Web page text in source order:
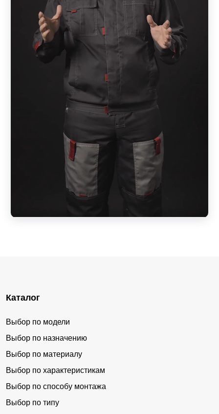
Каталог
Выбор по модели
Выбор по назначению
Выбор по материалу
Выбор по характеристикам
Выбор по способу монтажа
Выбор по типу